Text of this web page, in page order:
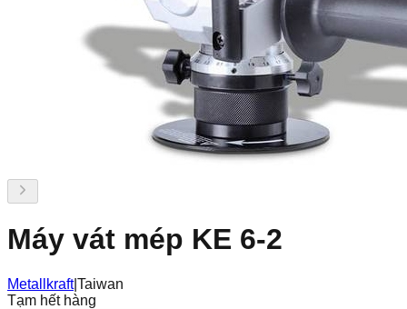
Máy vát mép KE 6-2
Metallkraft|Taiwan
Tạm hết hàng